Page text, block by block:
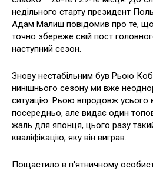
недільного старту президент
Адам Малиш повідомив про те, що
точно збереже свій пост
наступний сезон.
Знову нестабільним був Рьою
нинішнього сезону ми вже
ситуацію: Рьою впродовж усього
посередньо, але видає один
жаль для японця, цього разу
кваліфікацію, яку він виграв.
Пощастило в п'ятничному